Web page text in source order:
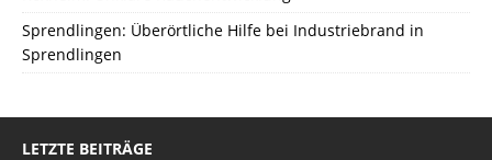
Sprendlingen: Überörtliche Hilfe bei Industriebrand in
Sprendlingen
LETZTE BEITRÄGE